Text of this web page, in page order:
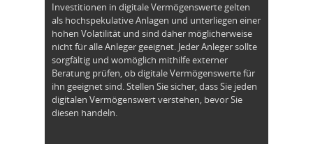
Investitionen in digitale Vermögenswerte gelten
als hochspekulative Anlagen und unterliegen einer
hohen Volatilität und sind daher möglicherweise
nicht für alle Anleger geeignet. Jeder Anleger sollte
sorgfältig und womöglich mithilfe externer
Beratung prüfen, ob digitale Vermögenswerte für
ihn geeignet sind. Stellen Sie sicher, dass Sie jeden
digitalen Vermögenswert verstehen, bevor Sie
diesen handeln.